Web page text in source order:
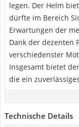
legen. Der Helm
dürfte im Bereich
Erwartungen der
Dank der dezenten
verschiedenster
Insgesamt bietet
die ein
Technische Details